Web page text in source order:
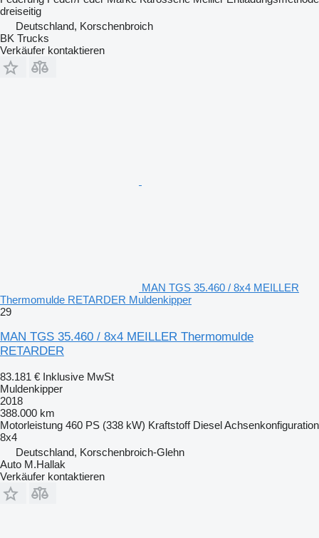
dreiseitig
Deutschland, Korschenbroich
BK Trucks
Verkäufer kontaktieren
MAN TGS 35.460 / 8x4 MEILLER
Thermomulde RETARDER Muldenkipper
29
MAN TGS 35.460 / 8x4 MEILLER Thermomulde
RETARDER
83.181 € Inklusive MwSt
Muldenkipper
2018
388.000 km
Motorleistung 460 PS (338 kW) Kraftstoff DieselAchsenkonfiguration
8x4
Deutschland, Korschenbroich-Glehn
Auto M.Hallak
Verkäufer kontaktieren